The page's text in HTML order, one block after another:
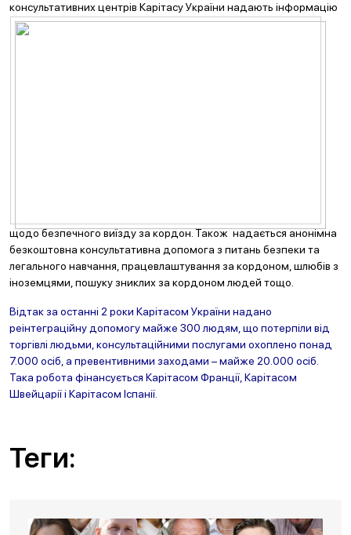
консультативних центрів Карітасу України надають інформацію
щодо безпечного виїзду за кордон. Також надається анонімна
безкоштовна консультативна допомога з питань безпеки та
легального навчання, працевлаштування за кордоном, шлюбів з
іноземцями, пошуку зниклих за кордоном людей тощо.
Відтак за останні 2 роки Карітасом України надано
реінтеграційну допомогу майже 300 людям, що потерпіли від
торгівлі людьми, консультаційними послугами охоплено понад
7.000 осіб, а превентивними заходами – майже 20.000 осіб.
Така робота фінансується Карітасом Франції, Карітасом
Швейцарії і Карітасом Іспанії.
Теги: